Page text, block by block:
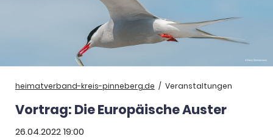
heimatverband-kreis-pinneberg.de Veranstaltungen
Vortrag: Die Europäische Auster
26.04.2022 19:00